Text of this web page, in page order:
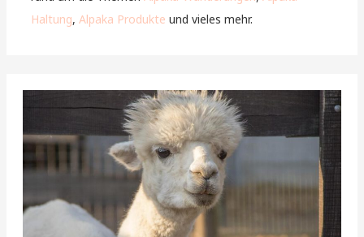
Haltung,Alpaka Produkte und vieles mehr.